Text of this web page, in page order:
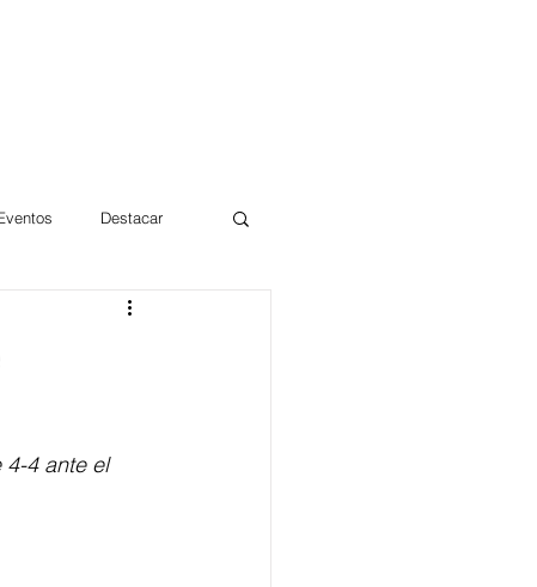
Destacar
4-4 ante el